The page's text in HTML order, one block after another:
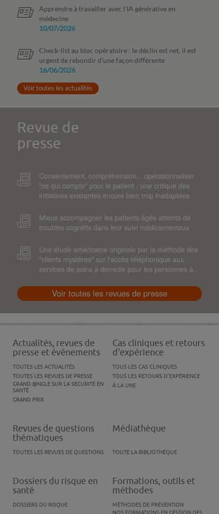
Apprendre à travailler avec l'IA générative en
médecine
10/07/2026
Check-list au bloc opératoire : le déclin est net, il est
urgent de rebondir d’une façon différente
16/06/2026
Voir toutes les actualités
Revue de
presse
Consentement, compréhension... opérationnaliser
"ce qui compte" pour le patient - une critique des
initiatives existantes encore bien trop inadaptées
Mieux accompagner les patients âgés atteints de
troubles cognitifs dans leur suivi médicamenteux
Une étude américaine originale par la méthode des
"clients mystères" sur l'accès téléphonique aux
services de soins à domicile pour les personnes â...
Voir toutes les revues de presse
Actualités, revues de
presse et événements
TOUTES LES ACTUALITÉS
TOUTES LES REVUES DE PRESSE
GRAND @NGLE SUR LA SÉCURITÉ EN
SANTÉ
GRAND PRIX
Cas cliniques et retours
d'expérience
TOUS LES CAS CLINIQUES
TOUS LES RETOURS D'EXPÉRIENCE
À LA UNE
Revues de questions
thématiques
TOUTES LES REVUES DE QUESTIONS
Médiathèque
TOUTE LA BIBLIOTHÈQUE
Dossiers du risque en
santé
DOSSIERS DU RISQUE
Formations, outils et
méthodes
MÉTHODES DE PRÉVENTION